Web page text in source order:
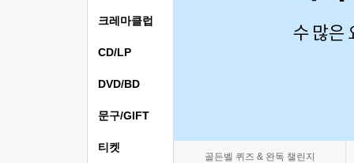
골든벨 퀴즈 & 완독 챌린지
크레마클럽
CD/LP
DVD/BD
문구/GIFT
티켓